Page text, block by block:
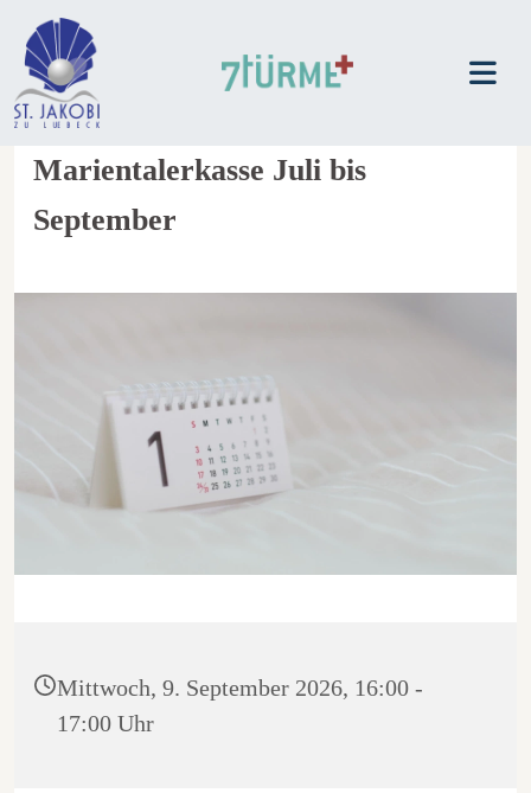
Marientalerkasse Juli bis
September
Mittwoch, 9. September 2026, 16:00 -
17:00 Uhr